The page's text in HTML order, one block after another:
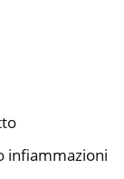
infiammazioni